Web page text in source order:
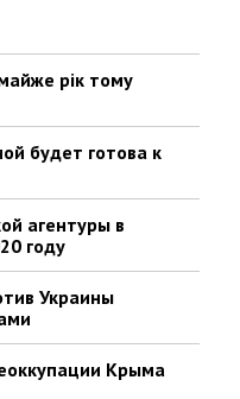
рік тому
будет готова к
агентуры в
году
Украины
Крыма